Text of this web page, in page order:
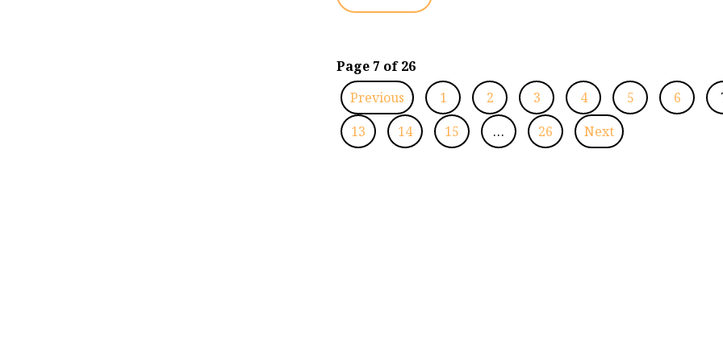
Page 7 of 26
Previous
1 2 3 4 5 6
13
14 15 … 26 Next